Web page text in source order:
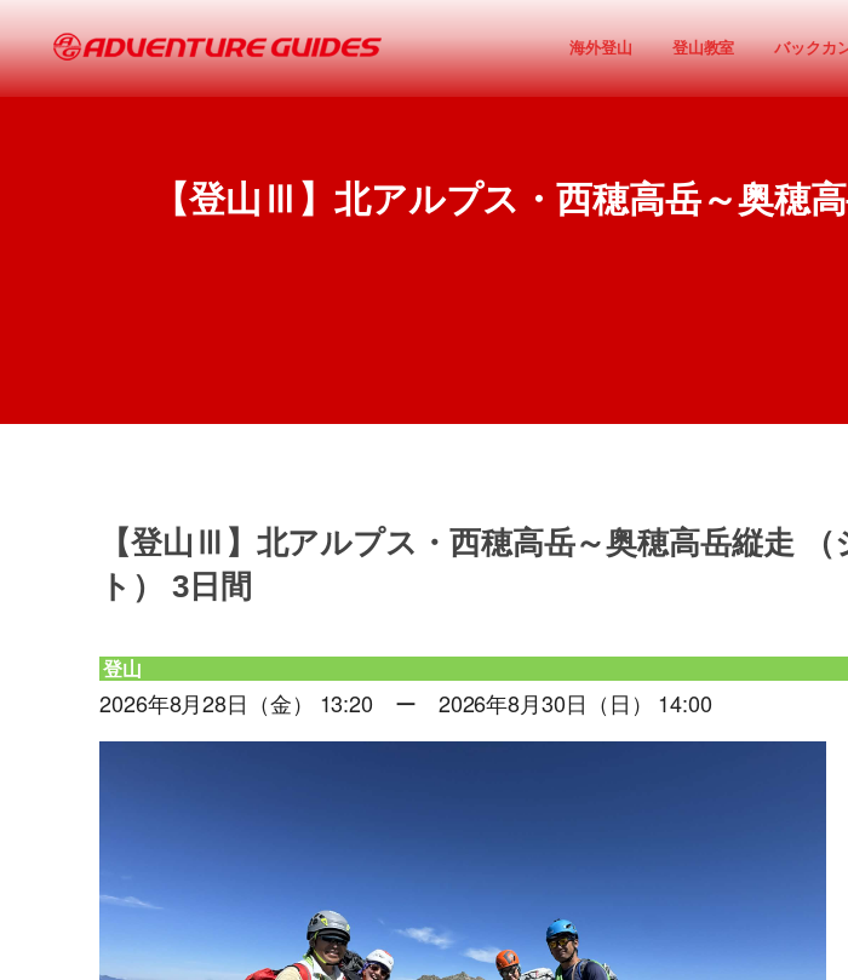
海外登山 登山教室 バックカ
【登山Ⅲ】北アルプス・西穂高岳～奥穂
【登山Ⅲ】北アルプス・西穂高岳～奥穂高岳縦走
ト） 3日間
登山
2026年8月28日（金） 13:20 ー 2026年8月30日（日） 14:00